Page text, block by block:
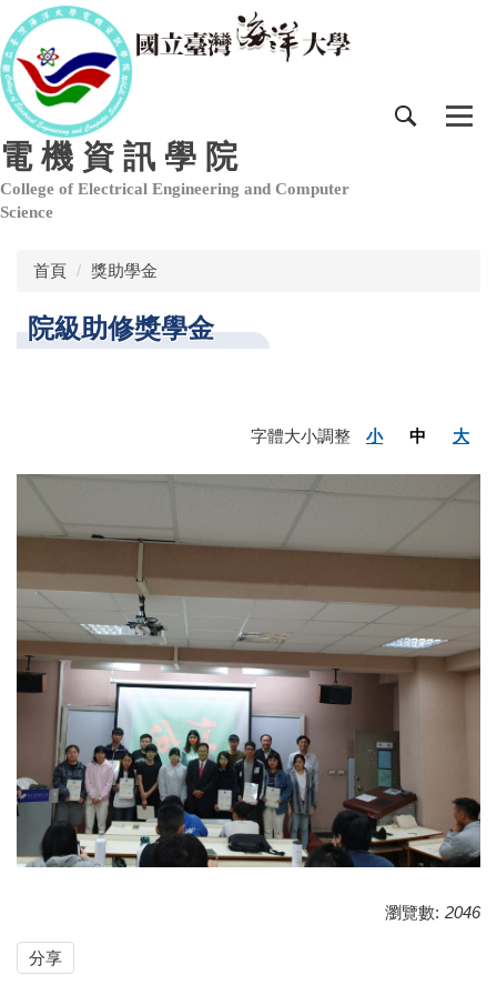
跳
到
主
要
內
容
區
電 機 資 訊 學 院
College of Electrical Engineering and Computer
Science
首頁 獎助學金
院級助修獎學金
字體大小調整 小 中 大
瀏覽數: 2046
分享